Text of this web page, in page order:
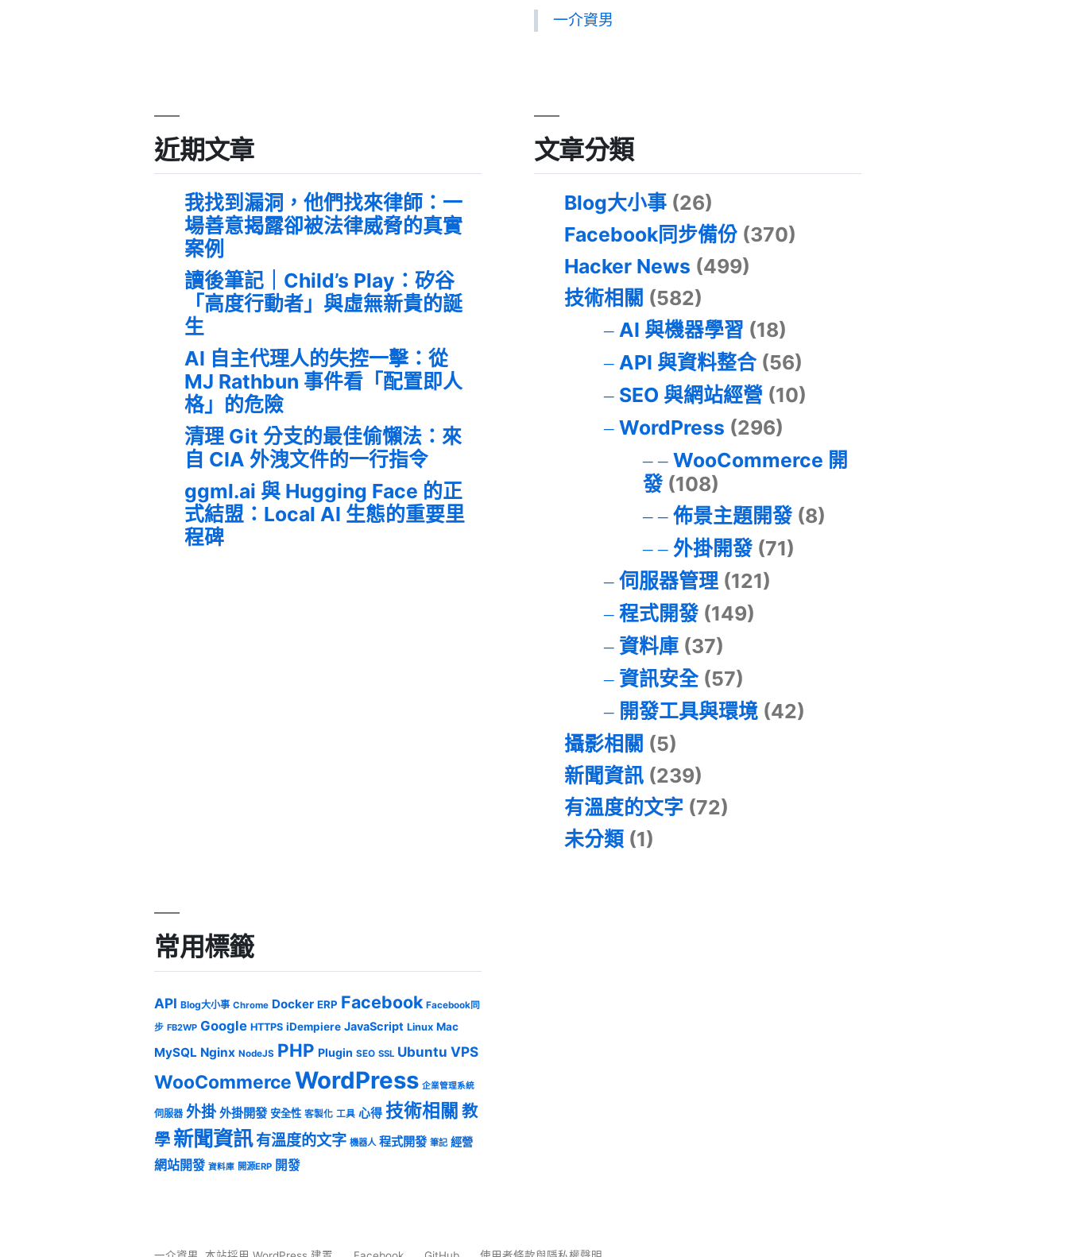
一介資男
近期文章
我找到漏洞，他們找來律師：一
場善意揭露卻被法律威脅的真實
案例
讀後筆記｜Child’s Play：矽谷
「高度行動者」與虛無新貴的誕
生
AI 自主代理人的失控一擊：從
MJ Rathbun 事件看「配置即人
格」的危險
清理 Git 分支的最佳偷懶法：來
自 CIA 外洩文件的一行指令
ggml.ai 與 Hugging Face 的正
式結盟：Local AI 生態的重要里
程碑
文章分類
Blog大小事 (26)
Facebook同步備份 (370)
Hacker News (499)
技術相關 (582)
AI 與機器學習 (18)
API 與資料整合(56)
SEO 與網站經營 (10)
WordPress (296)
WooCommerce 開
發(108)
佈景主題開發(8)
外掛開發(71)
伺服器管理(121)
程式開發(149)
資料庫(37)
資訊安全(57)
開發工具與環境(42)
攝影相關 (5)
新聞資訊 (239)
有溫度的文字 (72)
未分類 (1)
常用標籤
API Blog大小事 Chrome Docker ERP Facebook Facebook同
步 FB2WP Google HTTPS iDempiere JavaScript Linux Mac
MySQL Nginx NodeJS PHP Plugin SEO SSL Ubuntu VPS
WooCommerceWordPress 企業管理系統
伺服器 外掛 外掛開發 安全性 客製化 工具 心得 技術相關 教
學 新聞資訊有溫度的文字 機器人 程式開發 筆記 經營
網站開發 資料庫 開源ERP 開發